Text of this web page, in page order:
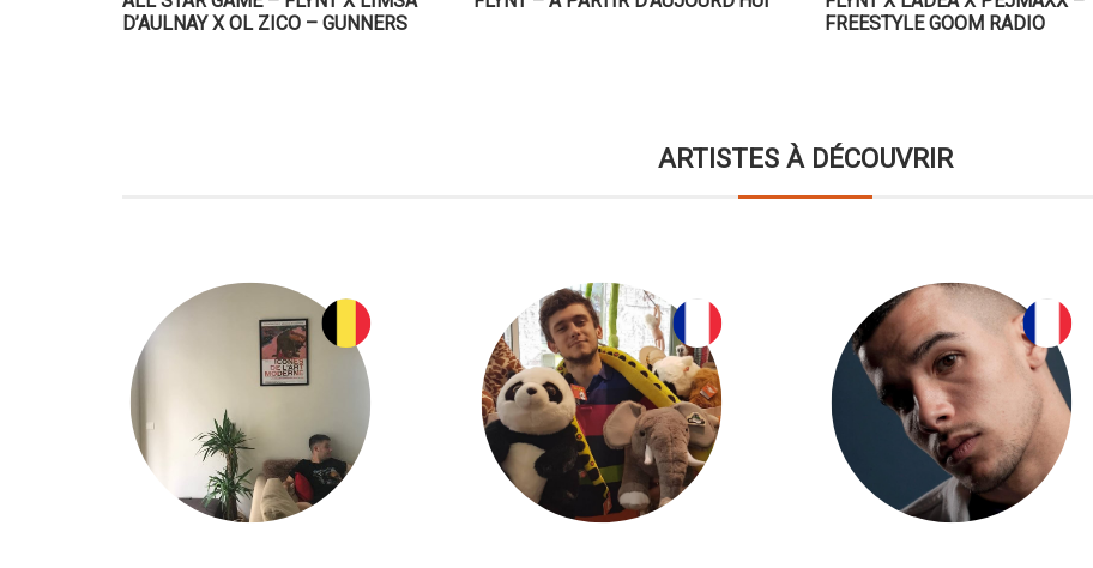
D’AULNAY X OL ZICO – GUNNERS
FREESTYLE GOOM RADIO
ARTISTES À DÉCOUVRIR